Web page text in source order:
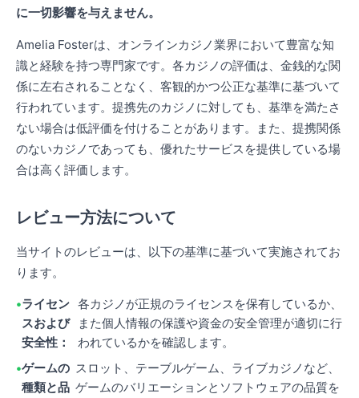
に一切影響を与えません。
Amelia Fosterは、オンラインカジノ業界において豊富な知
識と経験を持つ専門家です。各カジノの評価は、金銭的な関
係に左右されることなく、客観的かつ公正な基準に基づいて
行われています。提携先のカジノに対しても、基準を満たさ
ない場合は低評価を付けることがあります。また、提携関係
のないカジノであっても、優れたサービスを提供している場
合は高く評価します。
レビュー方法について
当サイトのレビューは、以下の基準に基づいて実施されてお
ります。
ライセン
スおよび
安全性：
各カジノが正規のライセンスを保有しているか、
また個人情報の保護や資金の安全管理が適切に行
われているかを確認します。
ゲームの
種類と品
スロット、テーブルゲーム、ライブカジノなど、
ゲームのバリエーションとソフトウェアの品質を